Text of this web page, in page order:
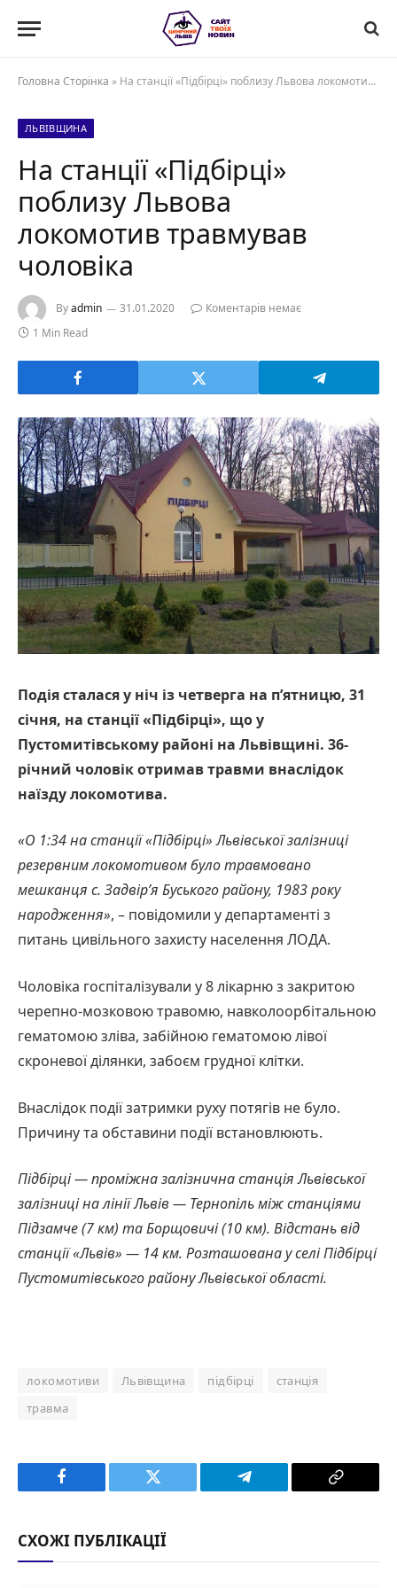
Головна Сторінка » На станції «Підбірці» поблизу Львова локомотив травмував чоловіка
ЛЬВІВЩИНА
На станції «Підбірці»
поблизу Львова
локомотив травмував
чоловіка
Byadmin 31.01.2020
Коментарів немає
1 Min Read
Подія сталася у ніч із четверга на п’ятницю, 31
січня, на станції «Підбірці», що у
Пустомитівському районі на Львівщині. 36-
річний чоловік отримав травми внаслідок
наїзду локомотива.
«О 1:34 на станції «Підбірці» Львівської залізниці
резервним локомотивом було травмовано
мешканця с. Задвір’я Буського району, 1983 року
народження», – повідомили у департаменті з
питань цивільного захисту населення ЛОДА.
Чоловіка госпіталізували у 8 лікарню з закритою
черепно-мозковою травомю, навколоорбітальною
гематомою зліва, забійною гематомою лівої
скроневої ділянки, забоєм грудної клітки.
Внаслідок події затримки руху потягів не було.
Причину та обставини події встановлюють.
Підбірці — проміжна залізнична станція Львівської
залізниці на лінії Львів — Тернопіль між станціями
Підзамче (7 км) та Борщовичі (10 км). Відстань від
станції «Львів» — 14 км. Розташована у селі Підбірці
Пустомитівського району Львівської області.
локомотиви Львівщина підбірці
станція
травма
Facebook Twitter Telegram
Copy
СХОЖІ ПУБЛІКАЦІЇ